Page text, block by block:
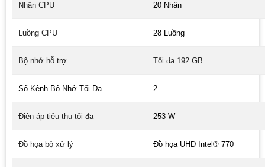
Nhân CPU 20 Nhân
Luồng CPU 28 Luồng
Bộ nhớ hỗ trợ Tối đa 192 GB
Số Kênh Bộ Nhớ Tối Đa 2
Điện áp tiêu thụ tối đa 253 W
Đồ họa bộ xử lý Đồ họa UHD Intel® 770